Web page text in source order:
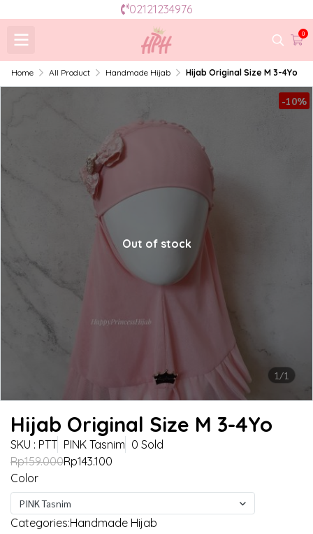
02121234976
0
Home All Product Handmade Hijab Hijab Original Size M 3-4Yo
1/1
-10%
Out of stock
Hijab Original Size M 3-4Yo
SKU : PTT PINK Tasnim 0 Sold
Rp159.000Rp143.100
Color
PINK Tasnim
Categories:Handmade Hijab